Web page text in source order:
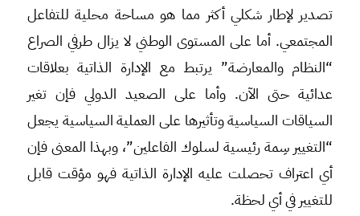
تصدير لإطار شكلي أكثر مما هو مساحة محلية للتفاعل
المجتمعي. أما على المستوى الوطني لا يزال طرفي الصراع
“النظام والمعارضة” يرتبط مع الإدارة الذاتية بعلاقات
عدائية حتى الآن. وأما على الصعيد الدولي فإن تغير
السياقات السياسية وتأثيرها على العملية السياسية يجعل
“التغيير سِمة رئيسية لسلوك الفاعلين”، وبهذا المعنى فإن
أي اعتراف تحصلت عليه الإدارة الذاتية فهو مؤقت قابل
للتغيير في أي لحظة.